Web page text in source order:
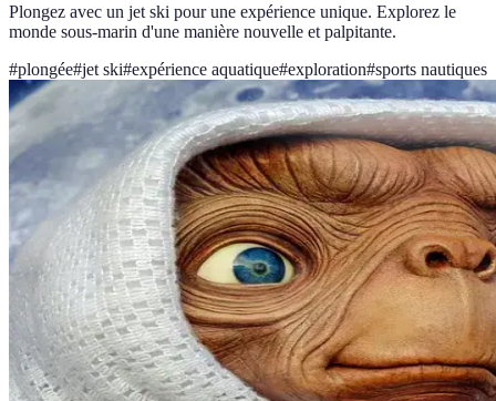
Plongez avec un jet ski pour une expérience unique. Explorez le
monde sous-marin d'une manière nouvelle et palpitante.
#plongée#jet ski#expérience aquatique#exploration#sports nautiques